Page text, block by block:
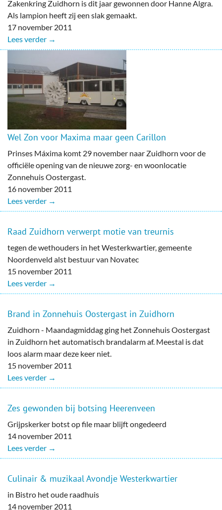
Zakenkring Zuidhorn is dit jaar gewonnen door Hanne Algra.
Als lampion heeft zij een slak gemaakt.
17 november 2011
Lees verder →
Wel Zon voor Maxima maar geen Carillon
Prinses Máxima komt 29 november naar Zuidhorn voor de
officiële opening van de nieuwe zorg- en woonlocatie
Zonnehuis Oostergast.
16 november 2011
Lees verder →
Raad Zuidhorn verwerpt motie van treurnis
tegen de wethouders in het Westerkwartier, gemeente
Noordenveld alst bestuur van Novatec
15 november 2011
Lees verder →
Brand in Zonnehuis Oostergast in Zuidhorn
Zuidhorn - Maandagmiddag ging het Zonnehuis Oostergast
in Zuidhorn het automatisch brandalarm af. Meestal is dat
loos alarm maar deze keer niet.
15 november 2011
Lees verder →
Zes gewonden bij botsing Heerenveen
Grijpskerker botst op file maar blijft ongedeerd
14 november 2011
Lees verder →
Culinair & muzikaal Avondje Westerkwartier
in Bistro het oude raadhuis
14 november 2011